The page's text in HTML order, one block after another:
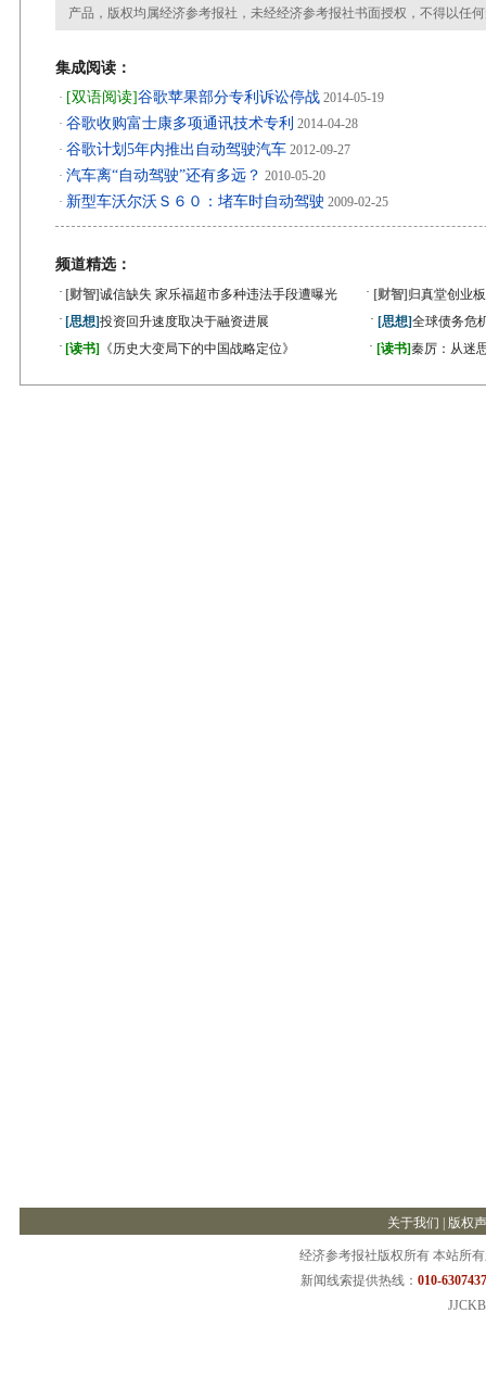
产品，版权均属经济参考报社，未经经济参考报社书面授权，不得以任
集成阅读：
· [双语阅读]谷歌苹果部分专利诉讼停战 2014-05-19
· 谷歌收购富士康多项通讯技术专利 2014-04-28
· 谷歌计划5年内推出自动驾驶汽车 2012-09-27
· 汽车离“自动驾驶”还有多远？ 2010-05-20
· 新型车沃尔沃Ｓ６０：堵车时自动驾驶 2009-02-25
频道精选：
· [财智]诚信缺失 家乐福超市多种违法手段遭曝光 · [财智] 归真堂创业
· [思想]投资回升速度取决于融资进展 · [思想]全球债务危
· [读书] 《历史大变局下的中国战略定位》 · [读书]秦厉：从迷
关于我们 版权
经济参考报社版权所有 本站所
新闻线索提供热线： 010-